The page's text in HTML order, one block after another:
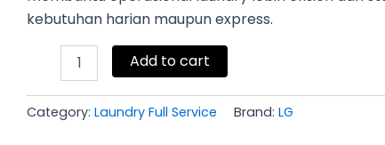
kebutuhan harian maupun express.
Add to cart
Category: Laundry Full Service Brand: LG